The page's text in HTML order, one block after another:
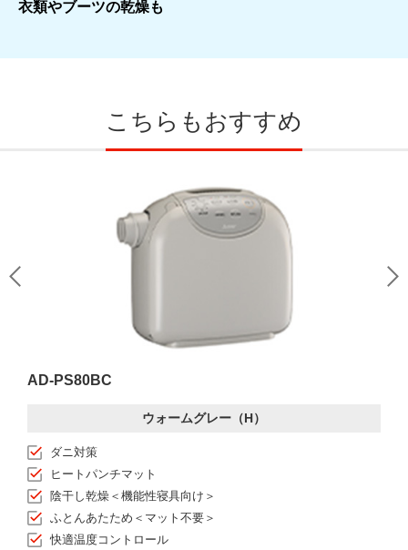
衣類やブーツの乾燥も
こちらもおすすめ
AD-PS80BC
ウォームグレー（H）
ダニ対策
ヒートパンチマット
陰干し乾燥＜機能性寝具向け＞
ふとんあたため＜マット不要＞
快適温度コントロール